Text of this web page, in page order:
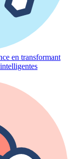
en transformant